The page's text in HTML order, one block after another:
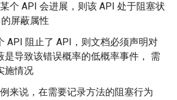
个 API 会进展，则该 API 处于阻塞状
屏蔽属性
API 阻止了 API，则文档必须声明对
是导致该错误概率的低概率事件， 需
施情况
来说，在需要记录方法的阻塞行为